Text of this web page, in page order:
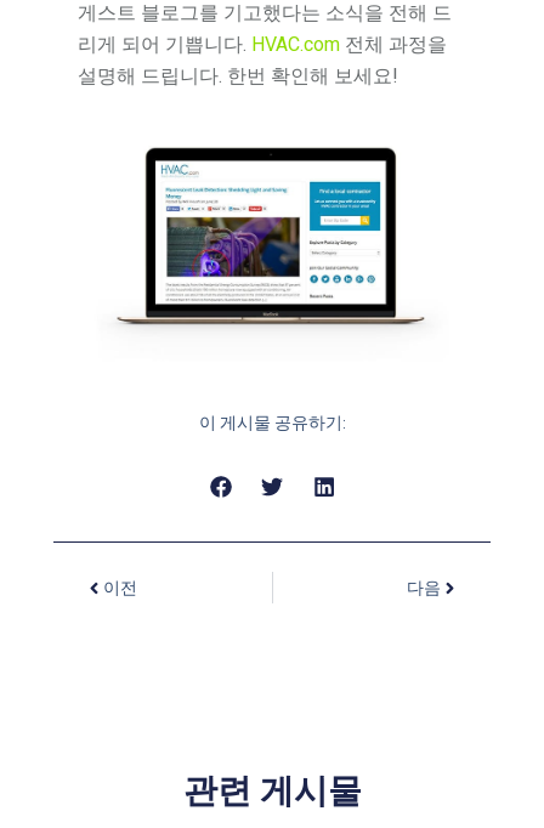
게스트 블로그를 기고했다는 소식을 전해 드
리게 되어 기쁩니다. HVAC.com 전체 과정을
설명해 드립니다. 한번 확인해 보세요!
이 게시물 공유하기:
이전 다음
관련 게시물